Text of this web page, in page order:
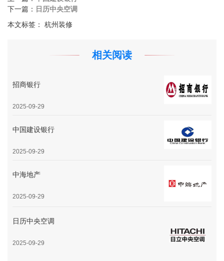
下一篇： 日历中央空调
本文标签： 杭州装修
相关阅读
招商银行
2025-09-29
中国建设银行
2025-09-29
中海地产
2025-09-29
日历中央空调
2025-09-29